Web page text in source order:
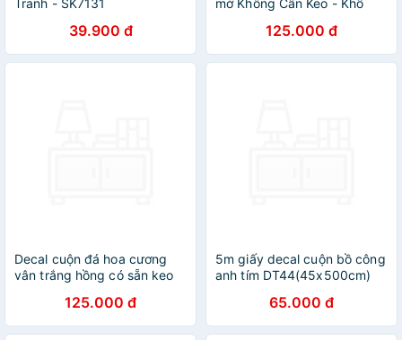
Tranh - SK7131
39.900 đ
mờ Không Cần Keo - Khổ
125.000 đ
Decal cuộn đá hoa cương
vân trắng hồng có sẵn keo
125.000 đ
5m giấy decal cuộn bồ công
anh tím DT44(45x500cm)
65.000 đ